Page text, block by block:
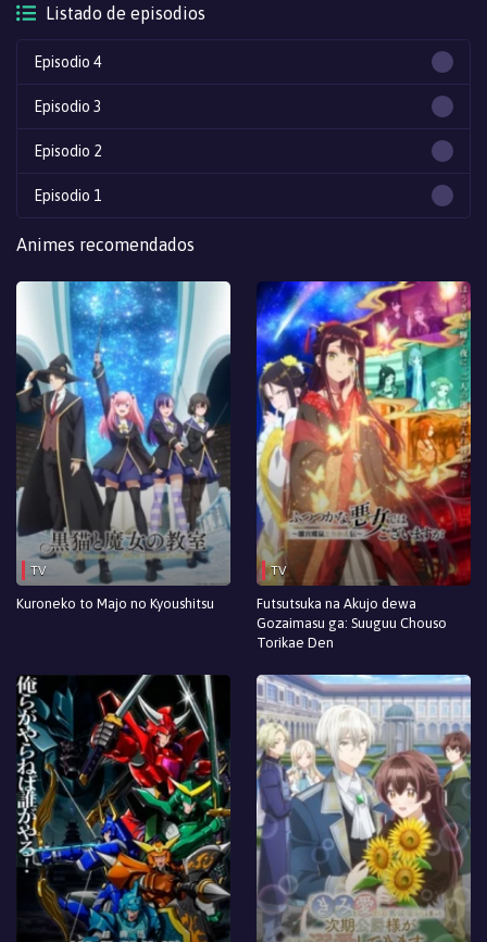
Listado de episodios
Episodio 4
Episodio 3
Episodio 2
Episodio 1
Animes recomendados
TV
Kuroneko to Majo no Kyoushitsu
TV
Futsutsuka na Akujo dewa
Gozaimasu ga: Suuguu Chouso
Torikae Den